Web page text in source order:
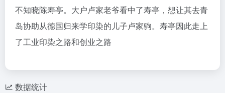
不知晓陈寿亭。大户卢家老爷看中了寿亭，想让其去青
岛协助从德国归来学印染的儿子卢家驹。寿亭因此走上
了工业印染之路和创业之路
数据统计